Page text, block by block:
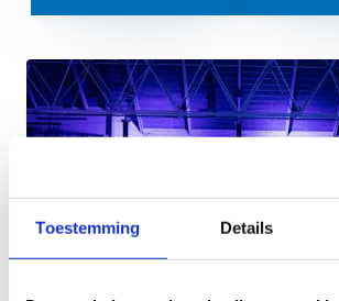
Toestemming Details